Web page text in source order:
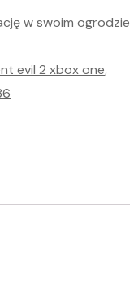
w swoim ogrodzie
evil 2 xbox one,